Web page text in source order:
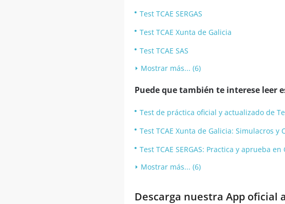
Test TCAE SERGAS
Test TCAE Xunta de Galicia
Test TCAE SAS
Mostrar más... (6)
Puede que también te interese leer
Test de práctica oficial y actualizado de
Test TCAE Xunta de Galicia: Simulacros y
Test TCAE SERGAS: Practica y aprueba en
Mostrar más... (6)
Descarga nuestra App oficial